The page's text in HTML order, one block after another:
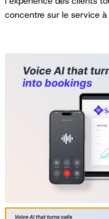
concentre sur le service à